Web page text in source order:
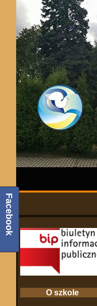
O szkole
Facebook